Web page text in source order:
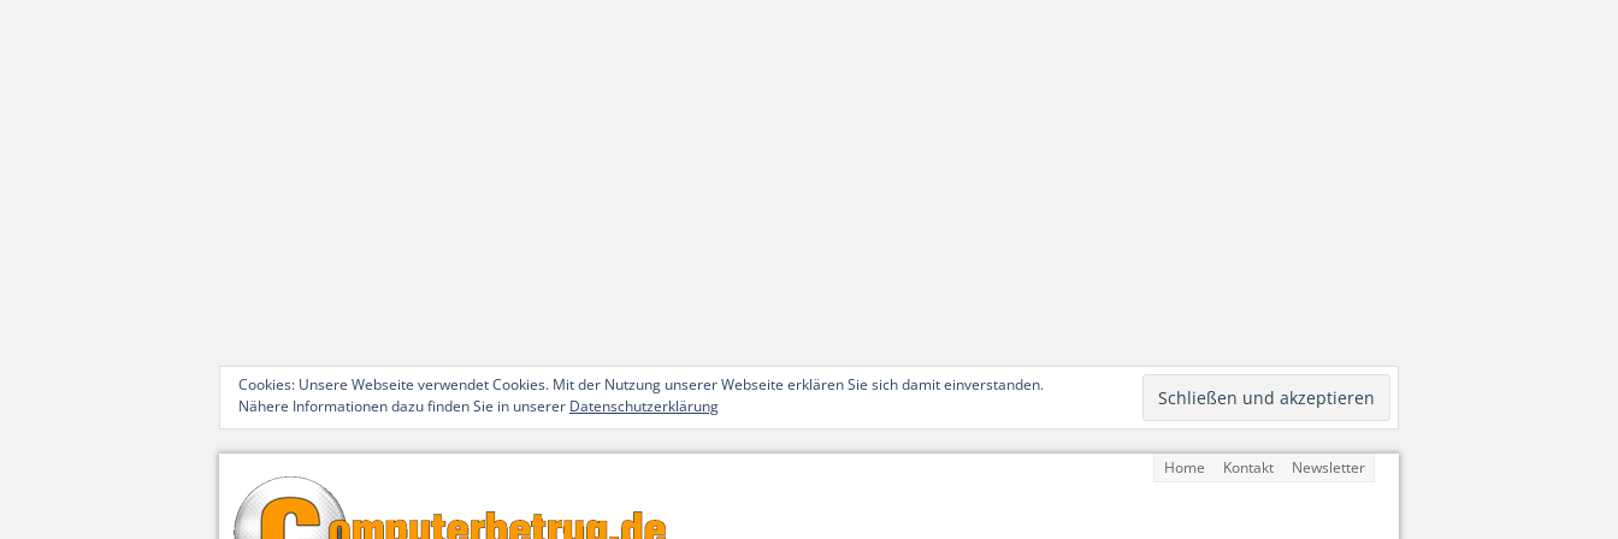
Cookies: Unsere Webseite verwendet Cookies. Mit der Nutzung unserer Webseite erklären Sie sich damit einverstanden.
Nähere Informationen dazu finden Sie in unserer Datenschutzerklärung
Home Kontakt Newsletter